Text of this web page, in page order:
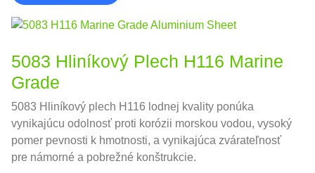
5083 Hliníkový Plech H116 Marine
Grade
5083 Hliníkový plech H116 lodnej kvality ponúka
vynikajúcu odolnosť proti korózii morskou vodou, vysoký
pomer pevnosti k hmotnosti, a vynikajúca zvárateľnosť
pre námorné a pobrežné konštrukcie.